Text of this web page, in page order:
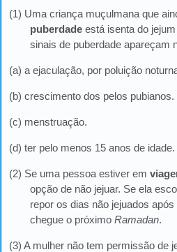
(1) Uma criança muçulmana que
puberdade está isenta do
sinais de puberdade apareçam
(a) a ejaculação, por poluição
(b) crescimento dos pelos pubianos.
(c) menstruação.
(d) ter pelo menos 15 anos de idade.
(2) Se uma pessoa estiver em
opção de não jejuar. Se ela
repor os dias não jejuados
chegue o próximoRamadan.
(3) A mulher não tem permissão de